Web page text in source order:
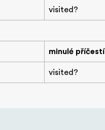
visited?
minulé příčestí
visited?